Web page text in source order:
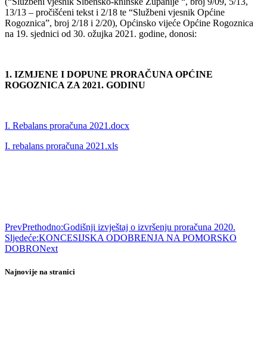
13/13 – pročišćeni tekst i 2/18 te “Službeni vjesnik Općine
Rogoznica”, broj 2/18 i 2/20), Općinsko vijeće Općine Rogoznica
na 19. sjednici od 30. ožujka 2021. godine, donosi:
1. IZMJENE I DOPUNE PRORAČUNA OPĆINE
ROGOZNICA ZA 2021. GODINU
I. Rebalans proračuna 2021.docx
I. rebalans proračuna 2021.xls
PrevPrethodno:Godišnji izvještaj o izvršenju proračuna 2020.
Sljedeće:KONCESIJSKA ODOBRENJA NA POMORSKO
DOBRONext
Najnovije na stranici